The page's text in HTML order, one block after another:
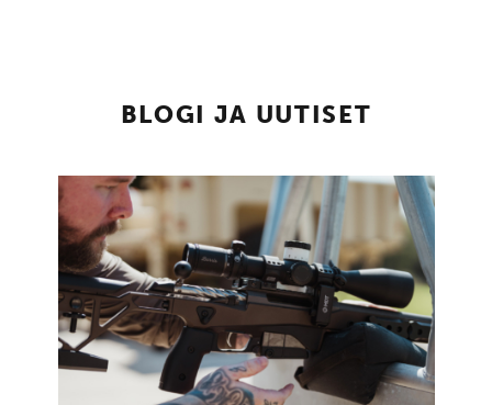
BLOGI JA UUTISET